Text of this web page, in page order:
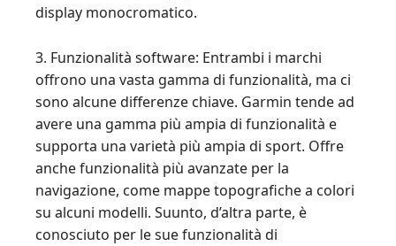
display monocromatico.
3. Funzionalità software: Entrambi i marchi
offrono una vasta gamma di funzionalità, ma ci
sono alcune differenze chiave. Garmin tende ad
avere una gamma più ampia di funzionalità e
supporta una varietà più ampia di sport. Offre
anche funzionalità più avanzate per la
navigazione, come mappe topografiche a colori
su alcuni modelli. Suunto, d’altra parte, è
conosciuto per le sue funzionalità di